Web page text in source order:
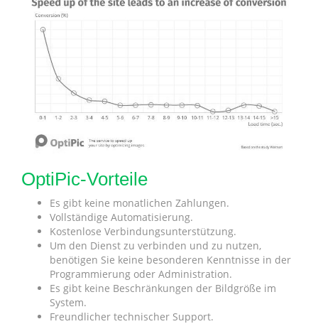
OptiPic-Vorteile
Es gibt keine monatlichen Zahlungen.
Vollständige Automatisierung.
Kostenlose Verbindungsunterstützung.
Um den Dienst zu verbinden und zu nutzen,
benötigen Sie keine besonderen Kenntnisse in der
Programmierung oder Administration.
Es gibt keine Beschränkungen der Bildgröße im
System.
Freundlicher technischer Support.